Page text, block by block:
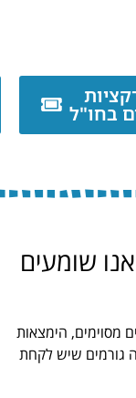
בחו"ל
שומעים
הימצאות
גורמים שיש לקחת